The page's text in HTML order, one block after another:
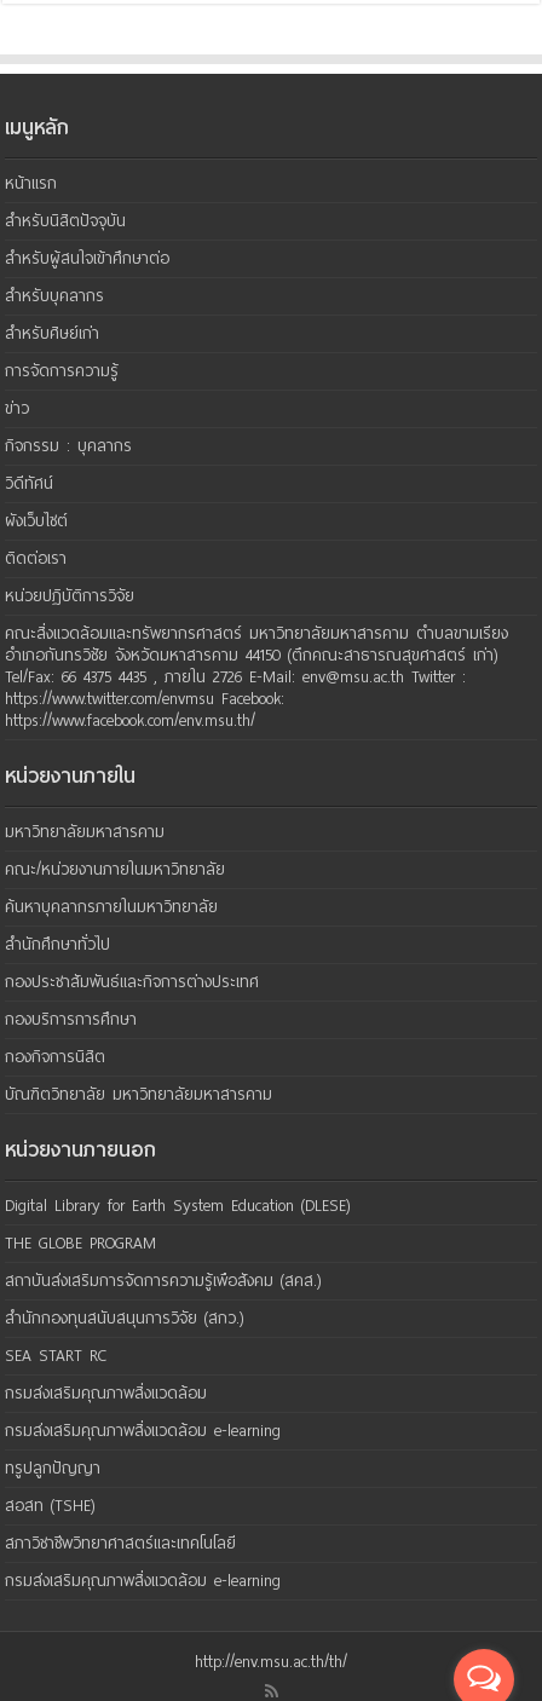
เมนูหลัก
หน้าแรก
สำหรับนิสิตปัจจุบัน
สำหรับผู้สนใจเข้าศึกษาต่อ
สำหรับบุคลากร
สำหรับศิษย์เก่า
การจัดการความรู้
ข่าว
กิจกรรม : บุคลากร
วิดีทัศน์
ผังเว็บไซต์
ติดต่อเรา
หน่วยปฏิบัติการวิจัย
คณะสิ่งแวดล้อมและทรัพยากรศาสตร์ มหาวิทยาลัยมหาสารคาม ตำบลขามเรียง
อำเภอกันทรวิชัย จังหวัดมหาสารคาม 44150 (ตึกคณะสาธารณสุขศาสตร์ เก่า)
Tel/Fax: 66 4375 4435 , ภายใน 2726 E-Mail: env@msu.ac.th Twitter :
https://www.twitter.com/envmsu Facebook:
https://www.facebook.com/env.msu.th/
หน่วยงานภายใน
มหาวิทยาลัยมหาสารคาม
คณะ/หน่วยงานภายในมหาวิทยาลัย
ค้นหาบุคลากรภายในมหาวิทยาลัย
สำนักศึกษาทั่วไป
กองประชาสัมพันธ์และกิจการต่างประเทศ
กองบริการการศึกษา
กองกิจการนิสิต
บัณฑิตวิทยาลัย มหาวิทยาลัยมหาสารคาม
หน่วยงานภายนอก
Digital Library for Earth System Education (DLESE)
THE GLOBE PROGRAM
สถาบันส่งเสริมการจัดการความรู้เพือสังคม (สคส.)
สำนักกองทุนสนับสนุนการวิจัย (สกว.)
SEA START RC
กรมส่งเสริมคุณภาพสิ่งแวดล้อม
กรมส่งเสริมคุณภาพสิ่งแวดล้อม e-learning
ทรูปลูกปัญญา
สอสท (TSHE)
สภาวิชาชีพวิทยาศาสตร์และเทคโนโลยี
กรมส่งเสริมคุณภาพสิ่งแวดล้อม e-learning
http://env.msu.ac.th/th/